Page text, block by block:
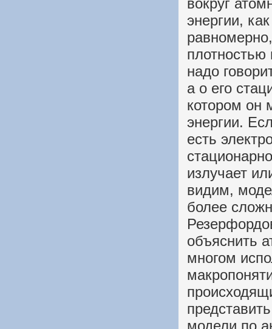
вокруг
энергии,
плотностью
надо
а о его
котором он
энергии.
есть
излучает
видим,
более
объяснить
многом